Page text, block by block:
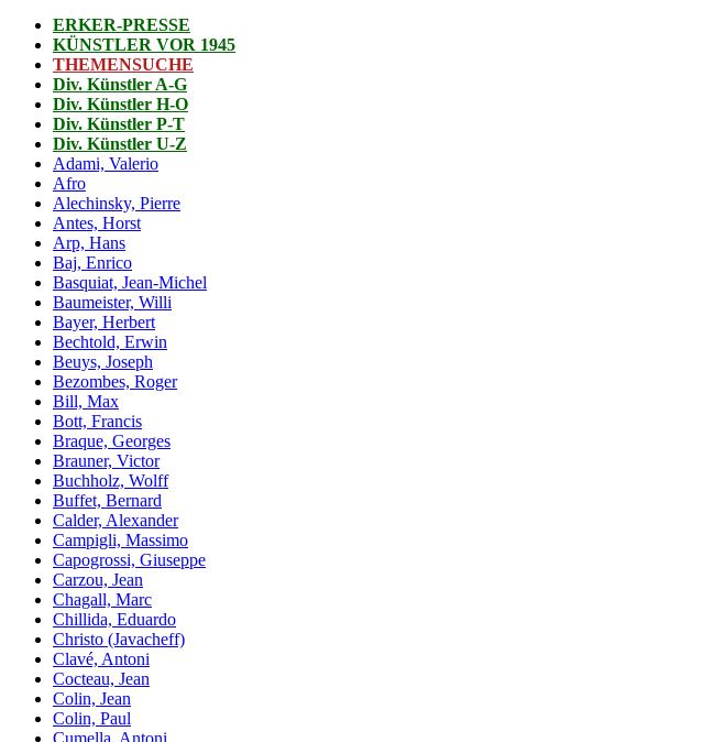
ERKER-PRESSE
KÜNSTLER VOR 1945
THEMENSUCHE
Div. Künstler A-G
Div. Künstler H-O
Div. Künstler P-T
Div. Künstler U-Z
Adami, Valerio
Afro
Alechinsky, Pierre
Antes, Horst
Arp, Hans
Baj, Enrico
Basquiat, Jean-Michel
Baumeister, Willi
Bayer, Herbert
Bechtold, Erwin
Beuys, Joseph
Bezombes, Roger
Bill, Max
Bott, Francis
Braque, Georges
Brauner, Victor
Buchholz, Wolff
Buffet, Bernard
Calder, Alexander
Campigli, Massimo
Capogrossi, Giuseppe
Carzou, Jean
Chagall, Marc
Chillida, Eduardo
Christo (Javacheff)
Clavé, Antoni
Cocteau, Jean
Colin, Jean
Colin, Paul
Cumella, Antoni